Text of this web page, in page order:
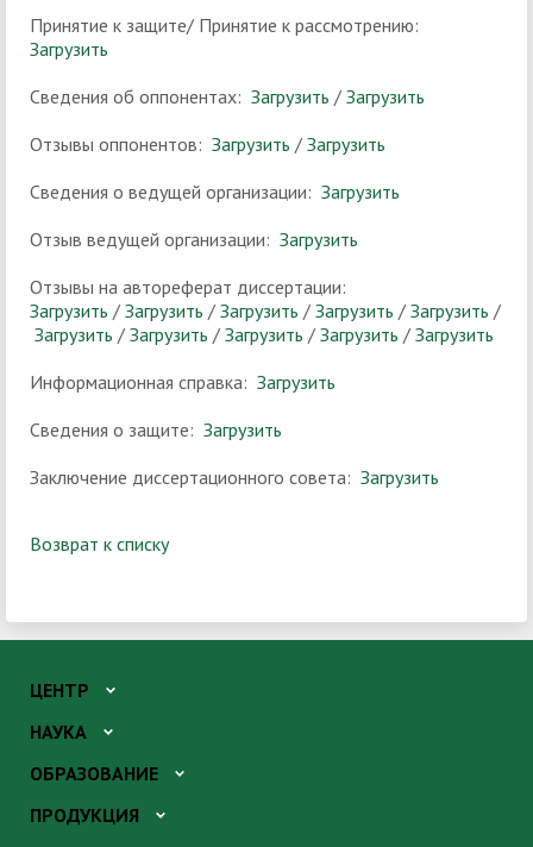
Принятие к защите/ Принятие к рассмотрению:
Загрузить
Сведения об оппонентах: Загрузить / Загрузить
Отзывы оппонентов: Загрузить / Загрузить
Сведения о ведущей организации: Загрузить
Отзыв ведущей организации: Загрузить
Отзывы на автореферат диссертации:
Загрузить / Загрузить / Загрузить / Загрузить / Загрузить /
Загрузить / Загрузить / Загрузить / Загрузить / Загрузить
Информационная справка: Загрузить
Сведения о защите: Загрузить
Заключение диссертационного совета: Загрузить
Возврат к списку
ЦЕНТР
НАУКА
ОБРАЗОВАНИЕ
ПРОДУКЦИЯ